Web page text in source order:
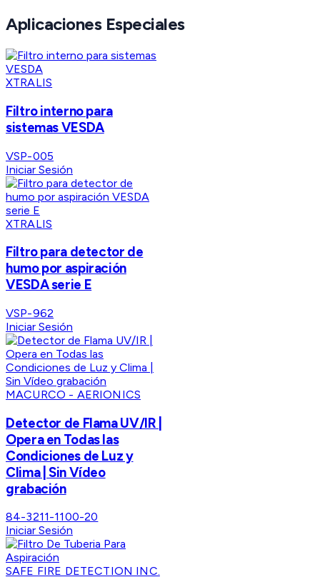
Aplicaciones Especiales
XTRALIS
Filtro interno para
sistemas VESDA
VSP-005
Iniciar Sesión
XTRALIS
Filtro para detector de
humo por aspiración
VESDA serie E
VSP-962
Iniciar Sesión
MACURCO - AERIONICS
Detector de Flama UV/IR |
Opera en Todas las
Condiciones de Luz y
Clima | Sin Vídeo
grabación
84-3211-1100-20
Iniciar Sesión
SAFE FIRE DETECTION INC.